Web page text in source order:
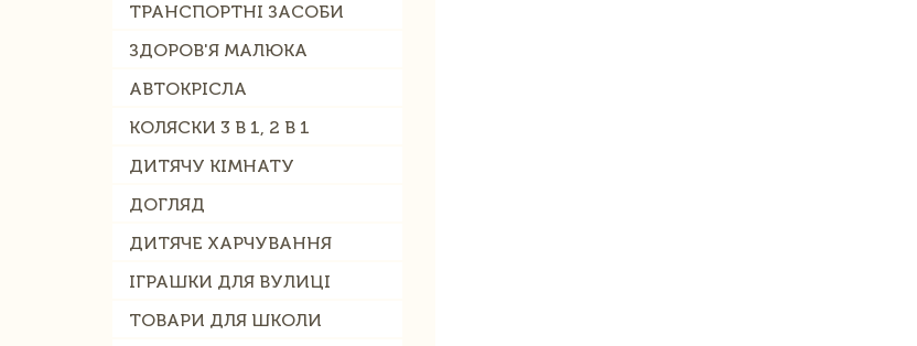
ТРАНСПОРТНІ ЗАСОБИ
ЗДОРОВ'Я МАЛЮКА
АВТОКРІСЛА
КОЛЯСКИ 3 В 1, 2 В 1
ДИТЯЧУ КІМНАТУ
ДОГЛЯД
ДИТЯЧЕ ХАРЧУВАННЯ
ІГРАШКИ ДЛЯ ВУЛИЦІ
ТОВАРИ ДЛЯ ШКОЛИ